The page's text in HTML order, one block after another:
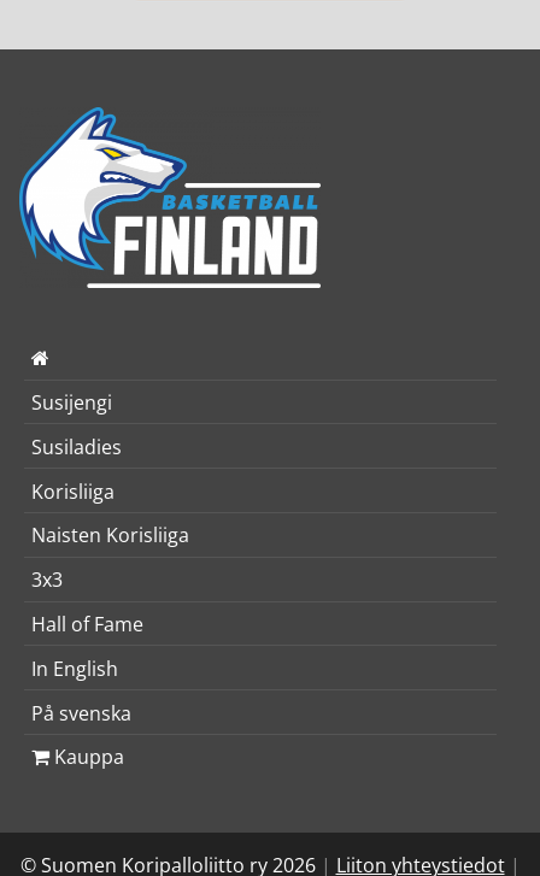
Susijengi
Susiladies
Korisliiga
Naisten Korisliiga
3x3
Hall of Fame
In English
På svenska
Kauppa
© Suomen Koripalloliitto ry 2026 | Liiton yhteystiedot |